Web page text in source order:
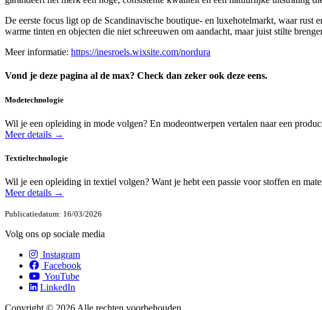
De eerste focus ligt op de Scandinavische boutique- en luxehotelmarkt, waar rust
warme tinten en objecten die niet schreeuwen om aandacht, maar juist stilte
Meer informatie: https://inesroels.wixsite.com/nordura
Vond je deze pagina al de max? Check dan zeker ook deze eens.
Modetechnologie
Wil je een opleiding in mode volgen? En modeontwerpen vertalen naar een
Meer details →
Textieltechnologie
Wil je een opleiding in textiel volgen? Want je hebt een passie voor stoffen en
Meer details →
Publicatiedatum: 16/03/2026
Volg ons op sociale media
Instagram
Facebook
YouTube
LinkedIn
Copyright © 2026 Alle rechten voorbehouden